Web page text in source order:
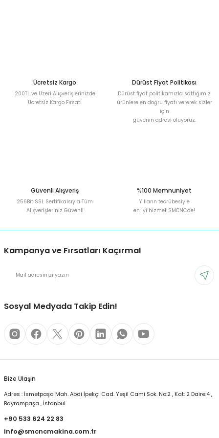
Ücretsiz Kargo
200TL ve Üzeri Alışverişlerinizde
Ücretsiz Kargo Fırsatı
Dürüst Fiyat Politikası
Dürüst fiyat politikamızla sattığımız
ürünlere en doğru fiyatı vererek sizler
için
güvenin adresi oluyoruz.
Güvenli Alışveriş
256Bit SSL Sertifikalsıyla Tüm
Alışverişleriniz Güvenli
%100 Memnuniyet
Yılların tecrübesiyle
en iyi hizmet SMCNC'de!
Kampanya ve Fırsatları Kaçırma!
Sosyal Medyada Takip Edin!
Bize Ulaşın
Adres : İsmetpaşa Mah. Abdi İpekçi Cad. Yeşil Cami Sok. No:2 , Kat: 2 Daire:4 ,
Bayrampaşa , İstanbul
+90 533 624 22 83
info@smcncmakina.com.tr